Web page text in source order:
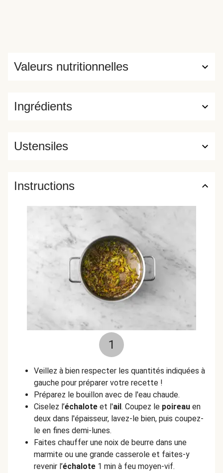
Ingrédients
Valeurs nutritionnelles
Ustensiles
Instructions
1
Veillez à bien respecter les quantités indiquées à
gauche pour préparer votre recette !
Préparez le bouillon avec de l'eau chaude.
Ciselez l’échalote et l'ail. Coupez le poireau en
deux dans l'épaisseur, lavez-le bien, puis coupez-
le en fines demi-lunes.
Faites chauffer une noix de beurre dans une
marmite ou une grande casserole et faites-y
revenir l’échalote 1 min à feu moyen-vif.